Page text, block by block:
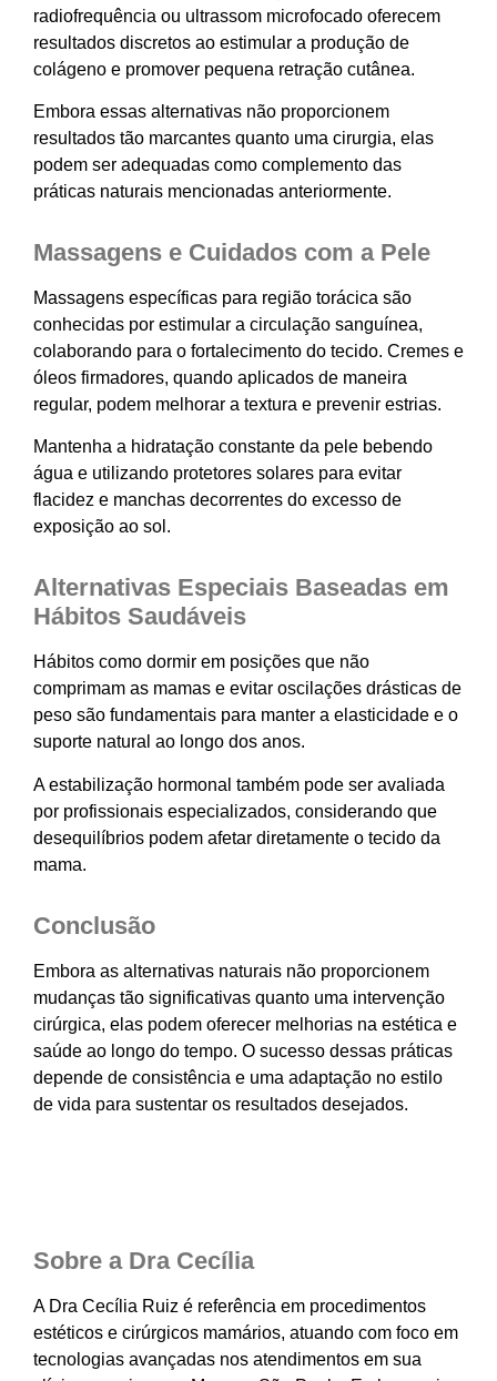
radiofrequência ou ultrassom microfocado oferecem
resultados discretos ao estimular a produção de
colágeno e promover pequena retração cutânea.
Embora essas alternativas não proporcionem
resultados tão marcantes quanto uma cirurgia, elas
podem ser adequadas como complemento das
práticas naturais mencionadas anteriormente.
Massagens e Cuidados com a Pele
Massagens específicas para região torácica são
conhecidas por estimular a circulação sanguínea,
colaborando para o fortalecimento do tecido. Cremes e
óleos firmadores, quando aplicados de maneira
regular, podem melhorar a textura e prevenir estrias.
Mantenha a hidratação constante da pele bebendo
água e utilizando protetores solares para evitar
flacidez e manchas decorrentes do excesso de
exposição ao sol.
Alternativas Especiais Baseadas em
Hábitos Saudáveis
Hábitos como dormir em posições que não
comprimam as mamas e evitar oscilações drásticas de
peso são fundamentais para manter a elasticidade e o
suporte natural ao longo dos anos.
A estabilização hormonal também pode ser avaliada
por profissionais especializados, considerando que
desequilíbrios podem afetar diretamente o tecido da
mama.
Conclusão
Embora as alternativas naturais não proporcionem
mudanças tão significativas quanto uma intervenção
cirúrgica, elas podem oferecer melhorias na estética e
saúde ao longo do tempo. O sucesso dessas práticas
depende de consistência e uma adaptação no estilo
de vida para sustentar os resultados desejados.
Sobre a Dra Cecília
A Dra Cecília Ruiz é referência em procedimentos
estéticos e cirúrgicos mamários, atuando com foco em
tecnologias avançadas nos atendimentos em sua